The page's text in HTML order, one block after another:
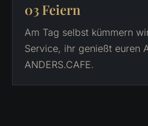
03 Feiern
Am Tag selbst kümmern
Service, ihr genießt euren
ANDERS.CAFE.